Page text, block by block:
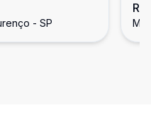
Lourenço
- SP